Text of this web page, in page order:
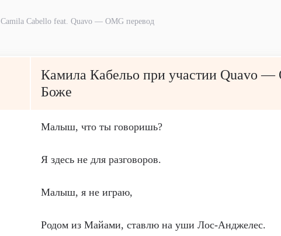
Camila Cabello feat. Quavo — OMG перевод
Камила Кабельо при участии Quavo —
Боже
Малыш, что ты говоришь?
Я здесь не для разговоров.
Малыш, я не играю,
Родом из Майами, ставлю на уши Лос-Анджелес.